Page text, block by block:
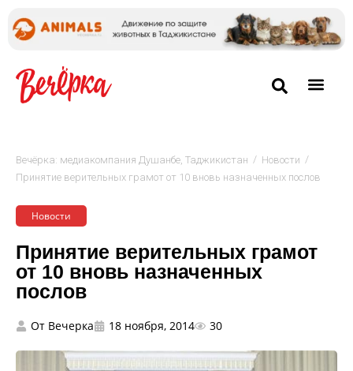
Вечёрка: медиакомпания Душанбе, Таджикистан / Новости /
Принятие верительных грамот от 10 вновь назначенных послов
Новости
Принятие верительных грамот
от 10 вновь назначенных
послов
От Вечерка 18 ноября, 2014 30